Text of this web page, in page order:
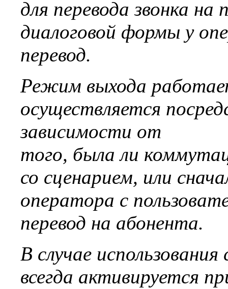
для перевода звонка на
диалоговой формы у
перевод.
Режим выхода
осуществляется
зависимости от
того, была ли
со сценарием, или
оператора с
перевод на абонента.
В случае
всегда активируется